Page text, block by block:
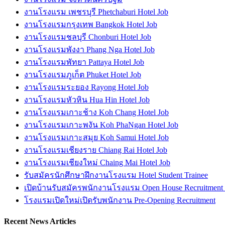
งานโรงแรม เพชรบุรี Phetchaburi Hotel Job
งานโรงแรมกรุงเทพ Bangkok Hotel Job
งานโรงแรมชลบุรี Chonburi Hotel Job
งานโรงแรมพังงา Phang Nga Hotel Job
งานโรงแรมพัทยา Pattaya Hotel Job
งานโรงแรมภูเก็ต Phuket Hotel Job
งานโรงแรมระยอง Rayong Hotel Job
งานโรงแรมหัวหิน Hua Hin Hotel Job
งานโรงแรมเกาะช้าง Koh Chang Hotel Job
งานโรงแรมเกาะพงัน Koh PhaNgan Hotel Job
งานโรงแรมเกาะสมุย Koh Samui Hotel Job
งานโรงแรมเชียงราย Chiang Rai Hotel Job
งานโรงแรมเชียงใหม่ Chaing Mai Hotel Job
รับสมัครนักศึกษาฝึกงานโรงแรม Hotel Student Trainee
เปิดบ้านรับสมัครพนักงานโรงแรม Open House Recruitment
โรงแรมเปิดใหม่เปิดรับพนักงาน Pre-Opening Recruitment
Recent News Articles